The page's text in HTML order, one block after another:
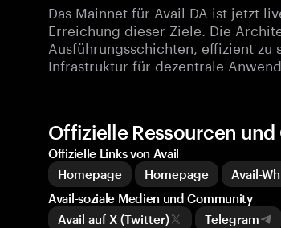
Das Mainnet für Avail DA ist jetzt
Erreichung dieser Ziele. Die
Ausführungsschichten, effizient
Infrastruktur für dezentrale
Offizielle Ressourcen
Offizielle Links von Avail
Homepage
Homepage Avail-
Avail-soziale Medien und Community
Avail auf X (Twitter)
Telegram